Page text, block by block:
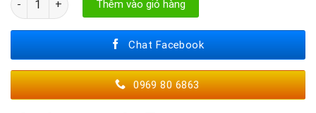
Thêm vào giỏ hàng
Chat Facebook
0969 80 6863